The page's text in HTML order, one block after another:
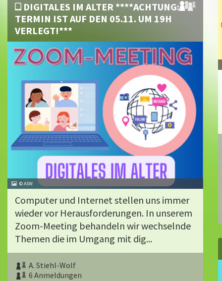
DIGITALES IM ALTER ****ACHTUNG:
TERMIN IST AUF DEN 05.11. UM 19H
VERLEGT!***
© ASW
Computer und Internet stellen uns immer
wieder vor Herausforderungen. In unserem
Zoom-Meeting behandeln wir wechselnde
Themen die im Umgang mit dig...
A. Stiehl-Wolf
6 Anmeldungen